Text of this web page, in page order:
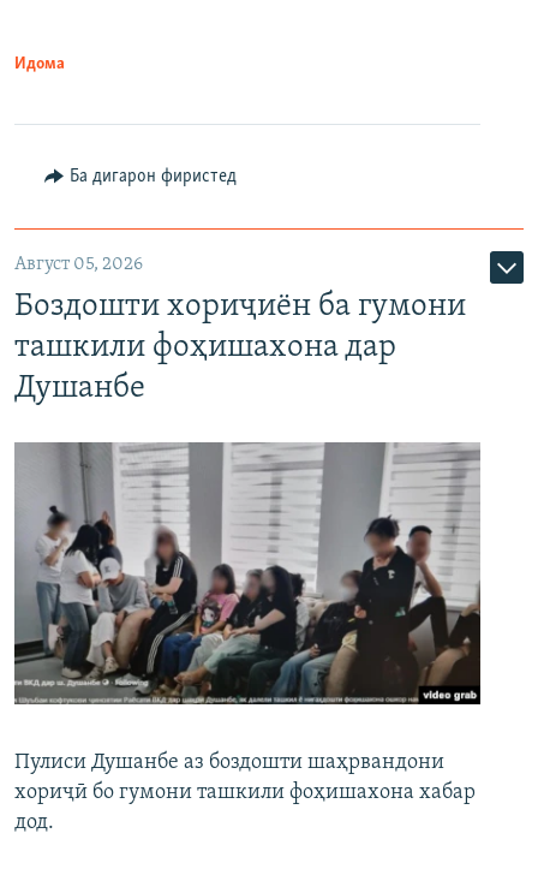
Идома
Ба дигарон фиристед
Август 05, 2026
Боздошти хориҷиён ба гумони
ташкили фоҳишахона дар
Душанбе
Пулиси Душанбе аз боздошти шаҳрвандони
хориҷӣ бо гумони ташкили фоҳишахона хабар
дод.